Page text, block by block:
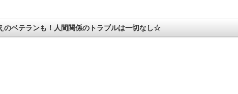
ベテランも！人間関係のトラブルは一切なし☆